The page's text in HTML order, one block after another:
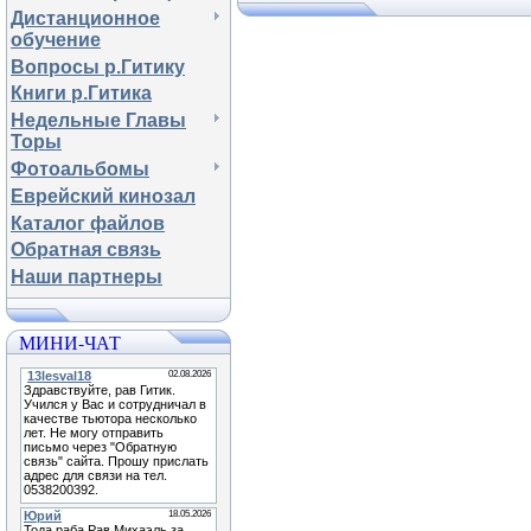
Дистанционное
обучение
Вопросы р.Гитику
Книги р.Гитика
Недельные Главы
Торы
Фотоальбомы
Еврейский кинозал
Каталог файлов
Обратная связь
Наши партнеры
МИНИ-ЧАТ